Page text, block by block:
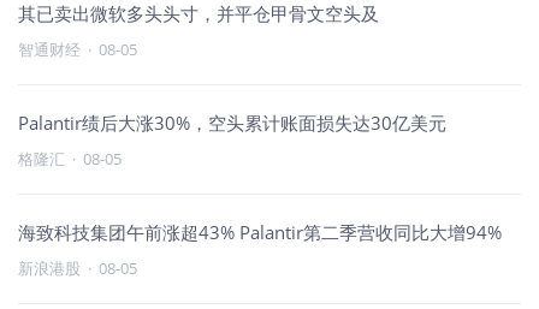
其已卖出微软多头头寸，并平仓甲骨文空头及
智通财经 · 08-05
Palantir绩后大涨30%，空头累计账面损失达30亿美元
格隆汇 · 08-05
海致科技集团午前涨超43% Palantir第二季营收同比大增94%
新浪港股 · 08-05